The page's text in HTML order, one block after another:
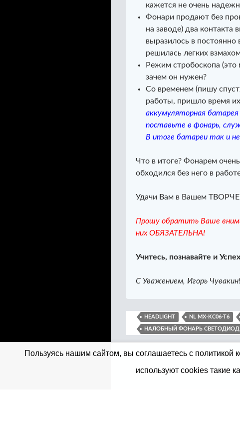
кажется не очень
Фонари продают без
на заводе) два контакта
выразилось в
решилась легких
Режим стробоскопа
зачем он нужен?
Со временем (пишу
работы, пришло время
аккумуляторная
поставьте в фонарь,
В итоге батареи так и
Что в итоге? Фонарем
обходился без него в
Удачи Вам в Вашем
Прошу обратить Ваше
них ОБЯЗАТЕЛЬНА!
Учитесь, познавайте и
С Уважением, Игорь Чувакин!
HEADLIGHT NL MX-KC06-T6
НАЛОБНЫЙ ФОНАРЬ
Пользуясь нашим сайтом, вы соглашаетесь с политикой
используют cookies такие